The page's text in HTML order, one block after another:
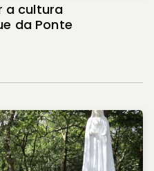
a cultura
da Ponte